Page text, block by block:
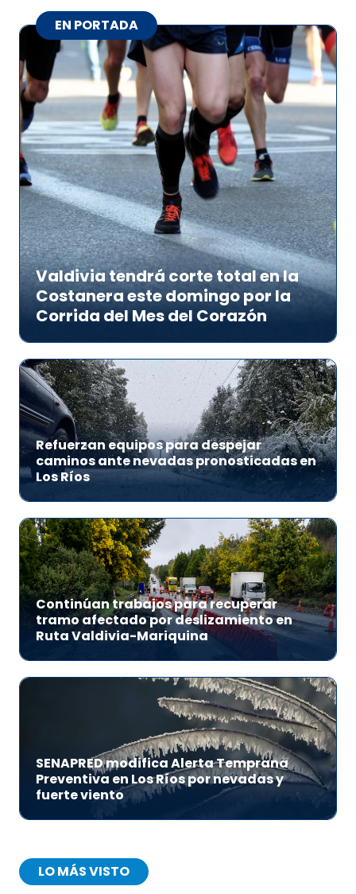
EN PORTADA
Valdivia tendrá corte total en la
Costanera este domingo por la
Corrida del Mes del Corazón
Refuerzan equipos para despejar
caminos ante nevadas pronosticadas en
Los Ríos
Continúan trabajos para recuperar
tramo afectado por deslizamiento en
Ruta Valdivia-Mariquina
SENAPRED modifica Alerta Temprana
Preventiva en Los Ríos por nevadas y
fuerte viento
LO MÁS VISTO